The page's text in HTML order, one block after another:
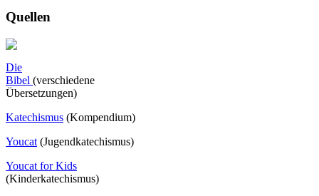
Quellen
Die
Bibel (verschiedene
Übersetzungen)
Katechismus (Kompendium)
Youcat (Jugendkatechismus)
Youcat for Kids
(Kinderkatechismus)